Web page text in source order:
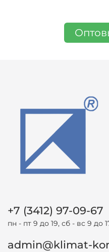
+7 (3412) 97-09-67
пн - пт 9 до 19, сб - вс 9 до
admin@klimat-